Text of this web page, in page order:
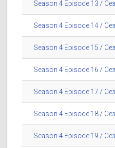
Season 4 Episode 13 /
Season 4 Episode 14 /
Season 4 Episode 15 /
Season 4 Episode 16 /
Season 4 Episode 17 /
Season 4 Episode 18 /
Season 4 Episode 19 /